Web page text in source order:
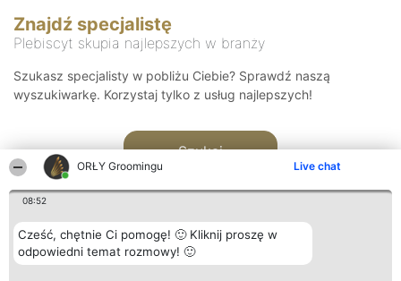
ORŁY Groomingu Live chat
08:52
Cześć, chętnie Ci pomogę! 🙂 Kliknij proszę w
odpowiedni temat rozmowy! 🙂
Znajdź specjalistę
Plebiscyt skupia najlepszych w branży
Szukasz specjalisty w pobliżu Ciebie? Sprawdź naszą
wyszukiwarkę. Korzystaj tylko z usług najlepszych!
Szukaj